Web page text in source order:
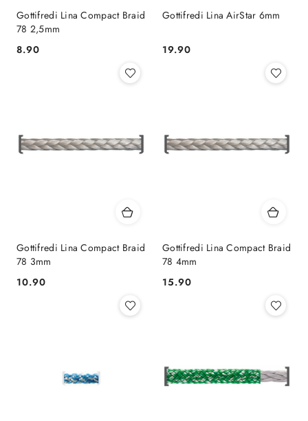
Gottifredi Lina Compact Braid
78 2,5mm
Cena:
8.90
Gottifredi Lina AirStar 6mm
Cena:
19.90
Gottifredi Lina Compact Braid
78 3mm
Cena:
10.90
Gottifredi Lina Compact Braid
78 4mm
Cena:
15.90